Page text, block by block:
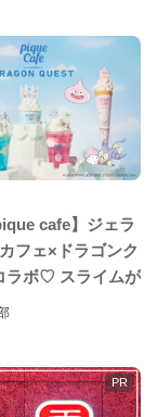
cafe】ジェラ
フェ×ドラゴンク
ラボ♡ スライムが
定クレープ＆フ
！2026年8月7日